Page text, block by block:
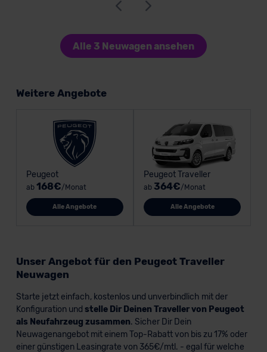
Alle 3 Neuwagen ansehen
Weitere Angebote
Peugeot
ab 168€/Monat
Alle Angebote
Peugeot Traveller
ab 364€/Monat
Alle Angebote
Unser Angebot für den Peugeot Traveller
Neuwagen
Starte jetzt einfach, kostenlos und unverbindlich mit der
Konfiguration und stelle Dir Deinen Traveller von Peugeot
als Neufahrzeug zusammen. Sicher Dir Dein
Neuwagenangebot mit einem Top-Rabatt von bis zu 17% oder
einer günstigen Leasingrate von 365€/mtl. - egal für welche